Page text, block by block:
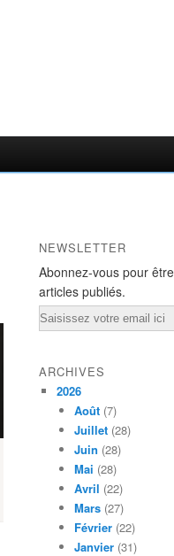
NEWSLETTER
Abonnez-vous pour
articles publiés.
Email
ARCHIVES
2026
Août (7)
Juillet (28)
Juin (28)
Mai (28)
Avril (22)
Mars (27)
Février (22)
Janvier (31)